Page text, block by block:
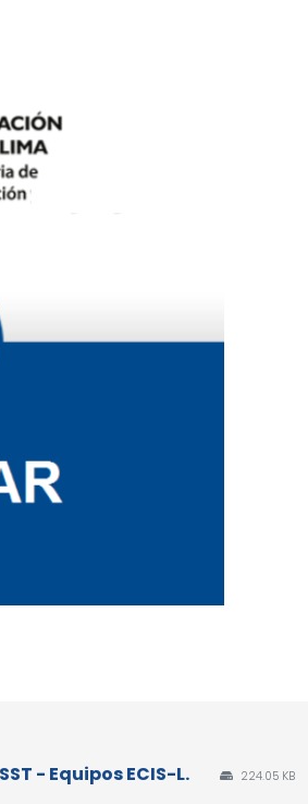
- Equipos ECIS-L.
224.05 KB